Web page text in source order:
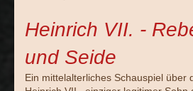
Heinrich VII. -
und Seide
Ein mittelalterliches Schauspiel über